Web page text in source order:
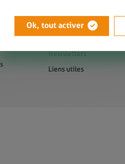
Presse
Newsletters
Liens utiles
Ok, tout activer